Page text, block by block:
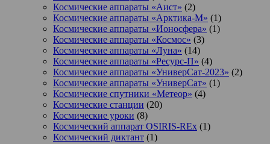
Космические аппараты «Аист» (2)
Космические аппараты «Арктика-М» (1)
Космические аппараты «Ионосфера» (1)
Космические аппараты «Космос» (3)
Космические аппараты «Луна» (14)
Космические аппараты «Ресурс-П» (4)
Космические аппараты «УниверСат-2023» (2)
Космические аппараты «УниверСат» (1)
Космические спутники «Метеор» (4)
Космические станции (20)
Космические уроки (8)
Космический аппарат OSIRIS-REx (1)
Космический диктант (1)